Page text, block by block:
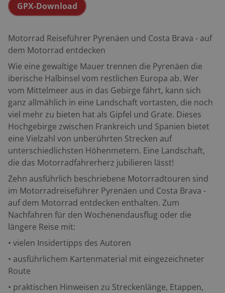
GPX-Download
Motorrad Reiseführer Pyrenäen und Costa Brava - auf
dem Motorrad entdecken
Wie eine gewaltige Mauer trennen die Pyrenäen die
iberische Halbinsel vom restlichen Europa ab. Wer
vom Mittelmeer aus in das Gebirge fährt, kann sich
ganz allmählich in eine Landschaft vortasten, die noch
viel mehr zu bieten hat als Gipfel und Grate. Dieses
Hochgebirge zwischen Frankreich und Spanien bietet
eine Vielzahl von unberührten Strecken auf
unterschiedlichsten Höhenmetern. Eine Landschaft,
die das Motorradfahrerherz jubilieren lässt!
Zehn ausführlich beschriebene Motorradtouren sind
im Motorradreiseführer Pyrenäen und Costa Brava -
auf dem Motorrad entdecken enthalten. Zum
Nachfahren für den Wochenendausflug oder die
längere Reise mit:
• vielen Insidertipps des Autoren
• ausführlichem Kartenmaterial mit eingezeichneter
Route
• praktischen Hinweisen zu Streckenlänge, Etappen,